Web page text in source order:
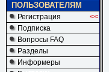
ПОЛЬЗОВАТЕЛЯМ
Регистрация
<<
Подписка
Вопросы FAQ
Разделы
Информеры